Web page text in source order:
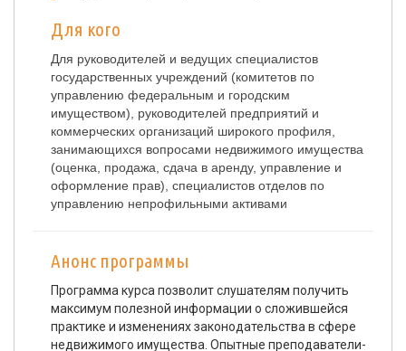
Для кого
Для руководителей и ведущих специалистов
государственных учреждений (комитетов по
управлению федеральным и городским
имуществом), руководителей предприятий и
коммерческих организаций широкого профиля,
занимающихся вопросами недвижимого имущества
(оценка, продажа, сдача в аренду, управление и
оформление прав), специалистов отделов по
управлению непрофильными активами
Анонс программы
Программа курса позволит слушателям получить
максимум полезной информации о сложившейся
практике и изменениях законодательства в сфере
недвижимого имущества. Опытные преподаватели-